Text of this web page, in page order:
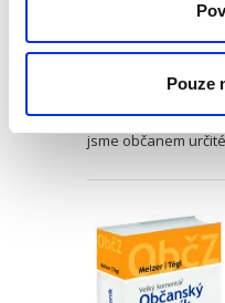
Pouze
„Základem
obec.“ Na tomto
za uplynulou dobu
jsme občanem